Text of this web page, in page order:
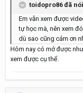
toidopro86 đã
Em vẫn xem được
tự học mà, nên xem
dù sao cũng cảm ơn
Hôm nay có mở được
xem được cụ thể.